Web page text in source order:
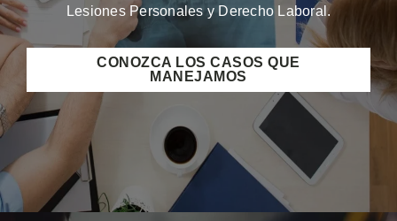
Lesiones Personales y Derecho Laboral.
CONOZCA LOS CASOS QUE
MANEJAMOS